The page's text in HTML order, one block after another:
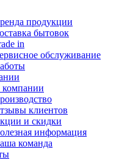
продукции
бытовок
in
обслуживание
клиентов
и скидки
информация
команда